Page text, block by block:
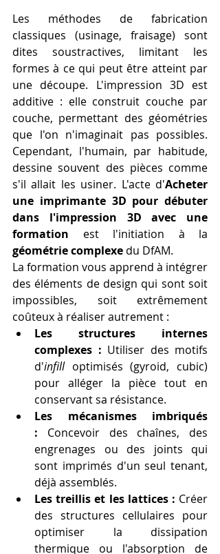
Les méthodes de fabrication
classiques (usinage, fraisage) sont
dites soustractives, limitant les
formes à ce qui peut être atteint par
une découpe. L'impression 3D est
additive : elle construit couche par
couche, permettant des géométries
que l'on n'imaginait pas possibles.
Cependant, l'humain, par habitude,
dessine souvent des pièces comme
s'il allait les usiner. L'acte d'Acheter
une imprimante 3D pour débuter
dans l'impression 3D avec une
formation
géométrie complexe du DfAM.
La formation vous apprend à intégrer
des éléments de design qui sont soit
impossibles, soit extrêmement
coûteux à réaliser autrement :
Les structures internes
complexes : Utiliser des motifs
d'infill optimisés (gyroid, cubic)
pour alléger la pièce tout en
conservant sa résistance.
Les mécanismes imbriqués
: Concevoir des chaînes, des
engrenages ou des joints qui
sont imprimés d'un seul tenant,
déjà assemblés.
Les treillis et les lattices : Créer
des structures cellulaires pour
optimiser la dissipation
thermique ou l'absorption de